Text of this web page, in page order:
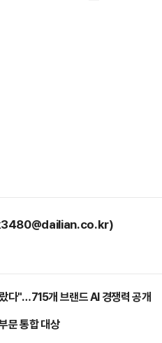
다"…715개 브랜드 AI 경쟁력 공개
문 통합 대상